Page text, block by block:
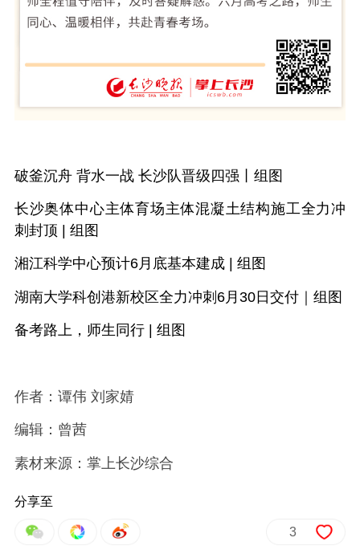
破釜沉舟 背水一战 长沙队晋级四强丨组图
长沙奥体中心主体育场主体混凝土结构施工全力冲
刺封顶 | 组图
湘江科学中心预计6月底基本建成 | 组图
湖南大学科创港新校区全力冲刺6月30日交付｜组图
备考路上，师生同行 | 组图
作者：谭伟 刘家婧
编辑：曾茜
素材来源：掌上长沙综合
分享至
3